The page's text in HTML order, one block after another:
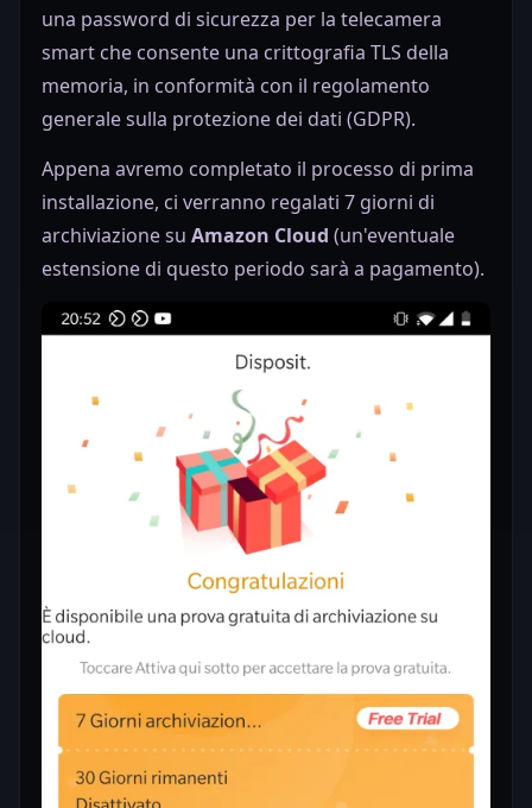
una password di sicurezza per la telecamera
smart che consente una crittografia TLS della
memoria, in conformità con il regolamento
generale sulla protezione dei dati (GDPR).
Appena avremo completato il processo di prima
installazione, ci verranno regalati 7 giorni di
archiviazione su Amazon Cloud (un'eventuale
estensione di questo periodo sarà a pagamento).